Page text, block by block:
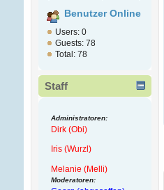
Benutzer Online
Users: 0
Guests: 78
Total: 78
Staff
Administratoren:
Dirk (Obi)
Iris (Wurzl)
Melanie (Melli)
Moderatoren: